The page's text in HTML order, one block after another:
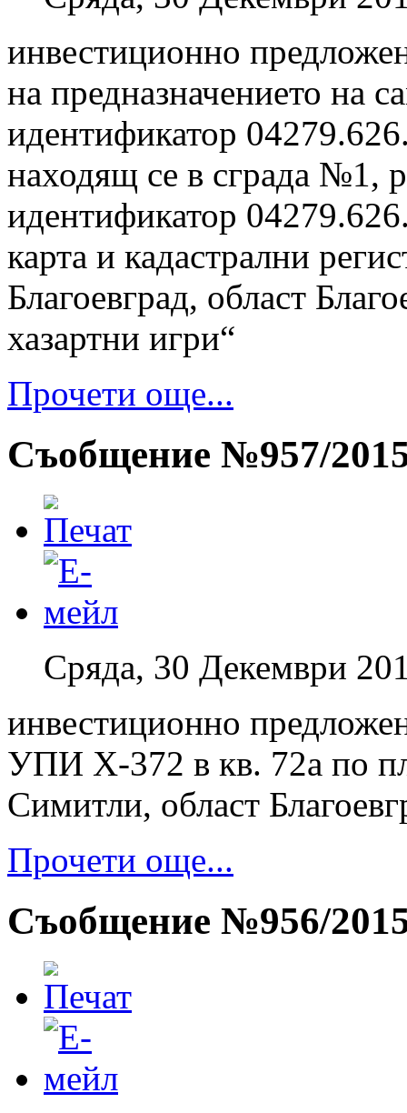
инвестиционно
на предназначението на
идентификатор
находящ се в сграда №1,
идентификатор
карта и кадастрални
Благоевград, област
хазартни игри“
Прочети още...
Съобщение №957/
Сряда, 30 Декември
инвестиционно
УПИ Х-372 в кв. 72а по
Симитли, област
Прочети още...
Съобщение №956/